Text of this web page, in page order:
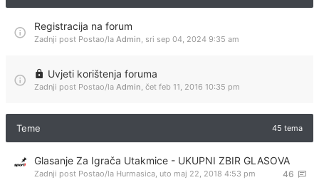
Registracija na forum
Zadnji post Postao/la Admin, sri sep 04, 2024 9:35 am
Uvjeti korištenja foruma
Zadnji post Postao/la Admin, čet feb 11, 2016 10:35 pm
Teme 45 tema
Glasanje Za Igrača Utakmice - UKUPNI ZBIR GLASOVA
46
Zadnji post Postao/la Hurmasica, uto maj 22, 2018 4:53 pm